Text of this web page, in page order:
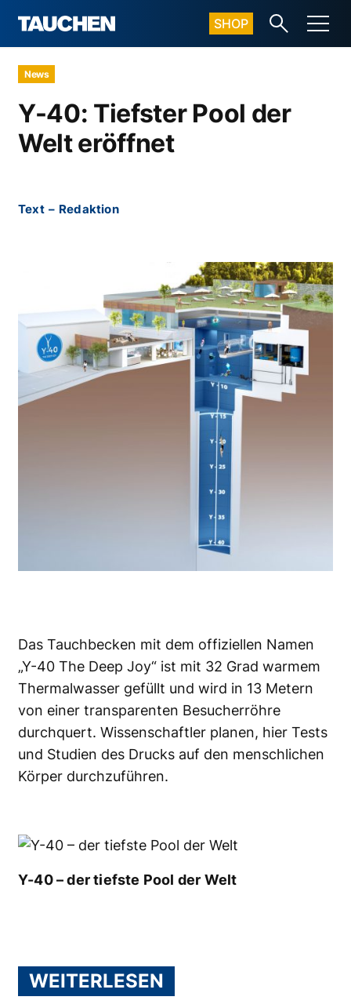
SHOP
News
Y-40: Tiefster Pool der
Welt eröffnet
Text – Redaktion
Das Tauchbecken mit dem offiziellen Namen
„Y-40 The Deep Joy“ ist mit 32 Grad warmem
Thermalwasser gefüllt und wird in 13 Metern
von einer transparenten Besucherröhre
durchquert. Wissenschaftler planen, hier Tests
und Studien des Drucks auf den menschlichen
Körper durchzuführen.
Y-40 – der tiefste Pool der Welt
WEITERLESEN